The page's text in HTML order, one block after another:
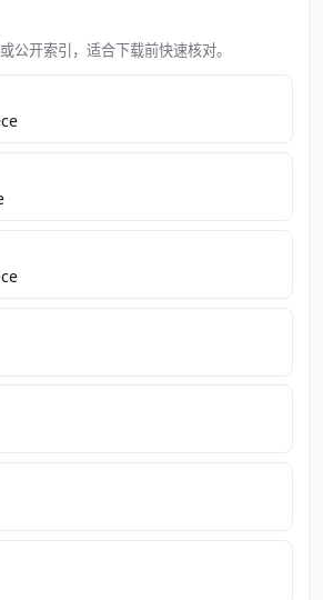
公开索引，适合下载前快速核对。